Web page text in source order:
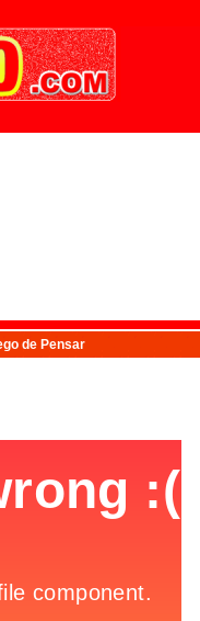
de Pensar